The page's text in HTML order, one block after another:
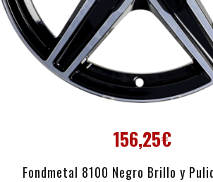
156,25€
Fondmetal 8100 Negro Brillo y
AÑADIR AL CARRITO